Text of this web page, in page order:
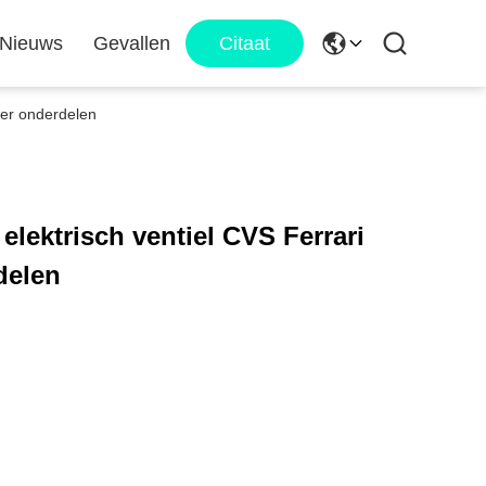
Nieuws Gevallen Citaat
onderdelen
ventiel CVS Ferrari